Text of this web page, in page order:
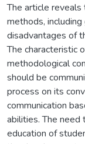
The article
methods,
disadvantages of
The characteristic
methodological
should be
process on its
communication
abilities. The need
education of